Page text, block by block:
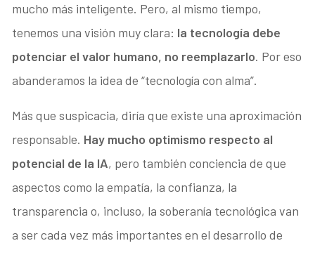
mucho más inteligente. Pero, al mismo tiempo,
tenemos una visión muy clara: la tecnología debe
potenciar el valor humano, no reemplazarlo. Por eso
abanderamos la idea de “tecnología con alma”.
Más que suspicacia, diría que existe una aproximación
responsable. Hay mucho optimismo respecto al
potencial de la IA, pero también conciencia de que
aspectos como la empatía, la confianza, la
transparencia o, incluso, la soberanía tecnológica van
a ser cada vez más importantes en el desarrollo de